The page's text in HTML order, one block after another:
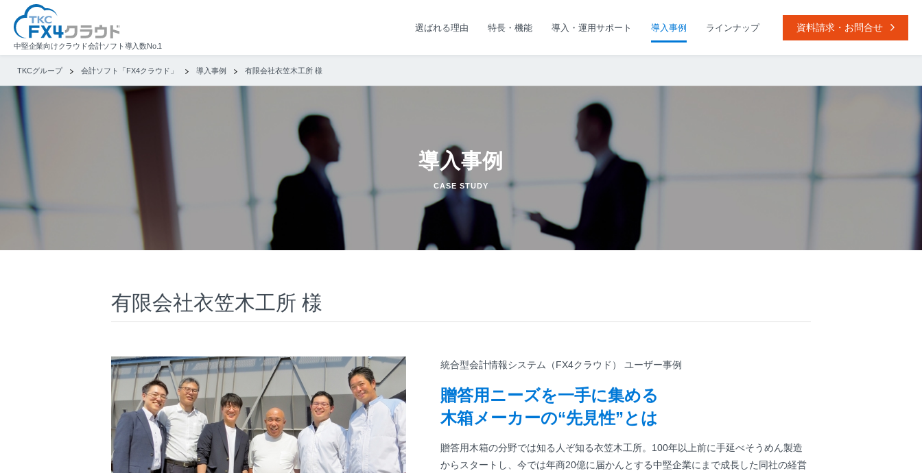
中堅企業向けクラウド会計ソフト導入数No.1
選ばれる理由 特長・機能 導入・運用サポート 導入事例 ラインナップ 資料請求・お問合せ
TKCグループ 会計ソフト「FX4クラウド」 導入事例 有限会社衣笠木工所 様
導入事例
CASE STUDY
有限会社衣笠木工所 様
統合型会計情報システム（FX4クラウド） ユーザー事例
贈答用ニーズを一手に集める
木箱メーカーの“先見性”とは
贈答用木箱の分野では知る人ぞ知る衣笠木工所。100年以上前に手延べそうめん製造
からスタートし、今では年商20億に届かんとする中堅企業にまで成長した同社の経営